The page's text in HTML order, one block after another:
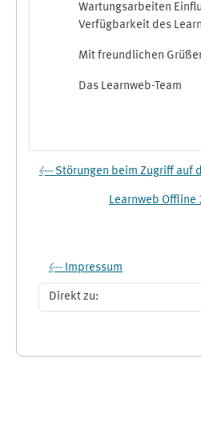
Wartungsarbeiten
Verfügbarkeit des
Mit freundlichen
Das Learnweb-Team
← Störungen beim Zugriff auf
Learnweb
← Impressum